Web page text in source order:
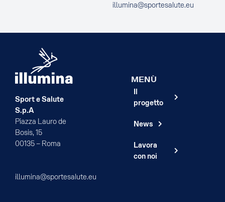
illumina@sportesalute.eu
Sport e Salute
S.p.A
Piazza Lauro de
Bosis, 15
00135 – Roma
illumina@sportesalute.eu
MENÙ
progetto
News
Lavora
con noi